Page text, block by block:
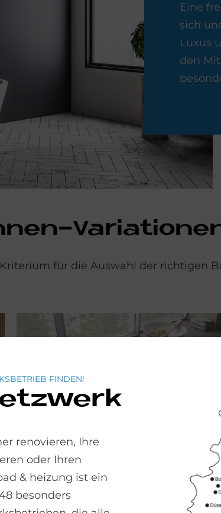
Eine
sich
Luxus
den
für die Auswahl der richtigen
Whirl­pool-Ba­de­wan­ne
FINDEN!
renovieren, Ihre
oder Ihren
& heizung ist ein
besonders